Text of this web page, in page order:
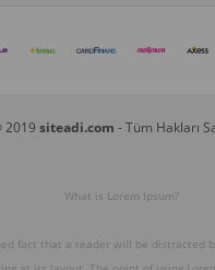
2019 siteadi.com - Tüm Hakları
What is Lorem Ipsum?
fact that a reader will be distracted